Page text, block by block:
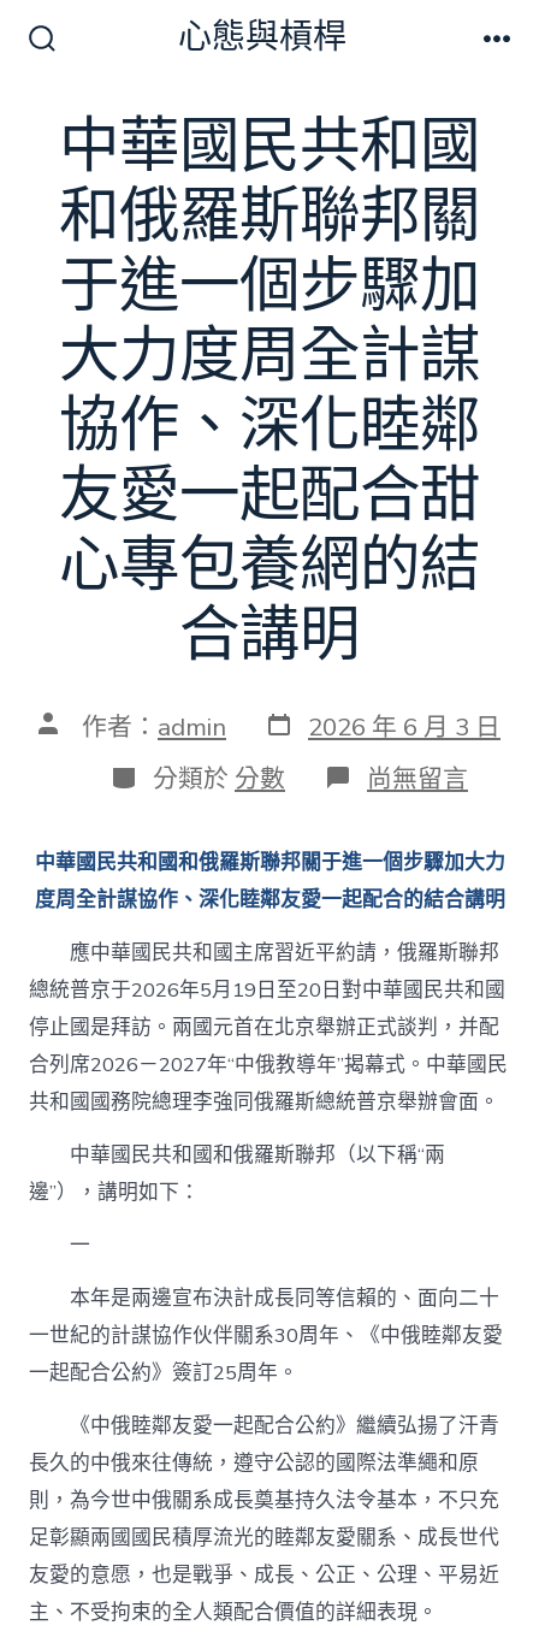
開
關
心態與槓桿
中華國民共和國
和俄羅斯聯邦關
于進一個步驟加
大力度周全計謀
協作、深化睦鄰
友愛一起配合甜
心專包養網的結
合講明
文 作者： admin 發
表
日
期
2026 年 6 月 3 日
分
類
分類於 分數 在
〈中
國
民
共
國
和
俄
羅
斯
聯
邦
關
于
進
加
大
力
度
計
謀
協
作、
深
化
睦
鄰
友
尚無留言
中華國民共和國和俄羅斯聯邦關于進一個步驟加大力
度周全計謀協作、深化睦鄰友愛一起配合的結合講明
應中華國民共和國主席習近平約請，俄羅斯聯邦
總統普京于2026年5月19日至20日對中華國民共和國
停止國是拜訪。兩國元首在北京舉辦正式談判，并配
合列席2026－2027年“中俄教導年”揭幕式。中華國民
共和國國務院總理李強同俄羅斯總統普京舉辦會面。
中華國民共和國和俄羅斯聯邦（以下稱“兩
邊”），講明如下：
一
本年是兩邊宣布決計成長同等信賴的、面向二十
一世紀的計謀協作伙伴關系30周年、《中俄睦鄰友愛
一起配合公約》簽訂25周年。
《中俄睦鄰友愛一起配合公約》繼續弘揚了汗青
長久的中俄來往傳統，遵守公認的國際法準繩和原
則，為今世中俄關系成長奠基持久法令基本，不只充
足彰顯兩國國民積厚流光的睦鄰友愛關系、成長世代
友愛的意愿，也是戰爭、成長、公正、公理、平易近
主、不受拘束的全人類配合價值的詳細表現。